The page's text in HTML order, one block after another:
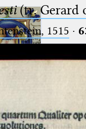
Latinus
(tr. Gerard
1515 ·